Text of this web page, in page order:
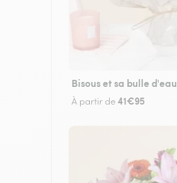
Bisous et sa bulle d'eau
À partir de41€95